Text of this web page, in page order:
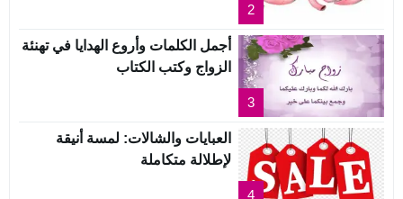
2
3
أجمل الكلمات وأروع الهدايا في تهنئة
الزواج وكتب الكتاب
4
العبايات والشالات: لمسة أنيقة
لإطلالة متكاملة